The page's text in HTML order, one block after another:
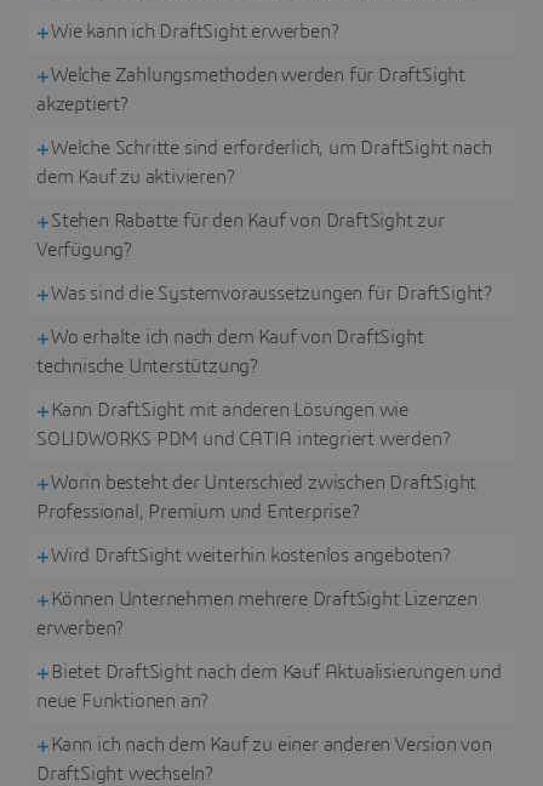
Wie kann ich DraftSight erwerben?
Welche Zahlungsmethoden werden für DraftSight
akzeptiert?
Welche Schritte sind erforderlich, um DraftSight nach
dem Kauf zu aktivieren?
Stehen Rabatte für den Kauf von DraftSight zur
Verfügung?
Was sind die Systemvoraussetzungen für DraftSight?
Wo erhalte ich nach dem Kauf von DraftSight
technische Unterstützung?
Kann DraftSight mit anderen Lösungen wie
SOLIDWORKS PDM und CATIA integriert werden?
Worin besteht der Unterschied zwischen DraftSight
Professional, Premium und Enterprise?
Wird DraftSight weiterhin kostenlos angeboten?
Können Unternehmen mehrere DraftSight Lizenzen
erwerben?
Bietet DraftSight nach dem Kauf Aktualisierungen und
neue Funktionen an?
Kann ich nach dem Kauf zu einer anderen Version von
DraftSight wechseln?